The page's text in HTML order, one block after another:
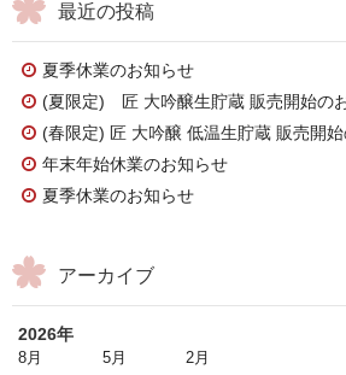
最近の投稿
夏季休業のお知らせ
(夏限定) 匠 大吟醸生貯蔵 販売開始の
(春限定) 匠 大吟醸 低温生貯蔵 販売開
年末年始休業のお知らせ
夏季休業のお知らせ
アーカイブ
2026年
8月 5月 2月